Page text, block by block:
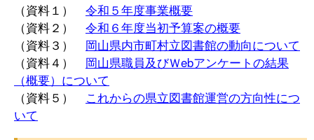
（資料１） 令和５年度事業概要
（資料２） 令和６年度当初予算案の概要
（資料３） 岡山県内市町村立図書館の動向について
（資料４） 岡山県職員及びＷebアンケートの結果
（概要）について
（資料５） これからの県立図書館運営の方向性につ
いて